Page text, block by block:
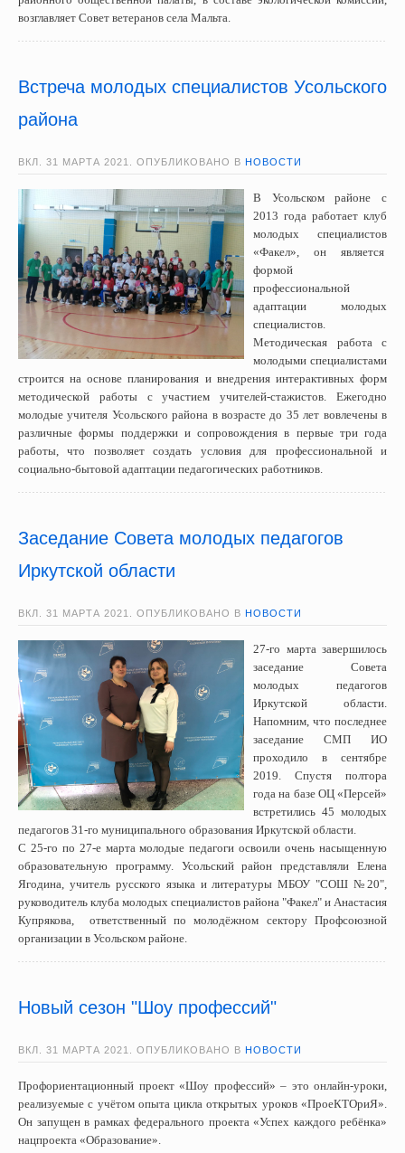
возглавляет Совет ветеранов села Мальта.
Встреча молодых специалистов Усольского
района
ВКЛ. 31 МАРТА 2021. ОПУБЛИКОВАНО В НОВОСТИ
В Усольском районе с
2013 года работает клуб
молодых специалистов
«Факел», он является
формой
профессиональной
адаптации молодых
специалистов.
Методическая работа с
молодыми специалистами
строится на основе планирования и внедрения интерактивных форм
методической работы с участием учителей-стажистов. Ежегодно
молодые учителя Усольского района в возрасте до 35 лет вовлечены в
различные формы поддержки и сопровождения в первые три года
работы, что позволяет создать условия для профессиональной и
социально-бытовой адаптации педагогических работников.
Заседание Совета молодых педагогов
Иркутской области
ВКЛ. 31 МАРТА 2021. ОПУБЛИКОВАНО В НОВОСТИ
27-го марта завершилось
заседание Совета
молодых педагогов
Иркутской области.
Напомним, что последнее
заседание СМП ИО
проходило в сентябре
2019. Спустя полтора
года на базе ОЦ «Персей»
встретились 45 молодых
педагогов 31-го муниципального образования Иркутской области.
С 25-го по 27-е марта молодые педагоги освоили очень насыщенную
образовательную программу. Усольский район представляли Елена
Ягодина, учитель русского языка и литературы МБОУ "СОШ №20",
руководитель клуба молодых специалистов района "Факел" и Анастасия
Купрякова, ответственный по молодёжном сектору Профсоюзной
организации в Усольском районе.
Новый сезон "Шоу профессий"
ВКЛ. 31 МАРТА 2021. ОПУБЛИКОВАНО В НОВОСТИ
Профориентационный проект «Шоу профессий» – это онлайн-уроки,
реализуемые с учётом опыта цикла открытых уроков «ПроеКТОриЯ».
Он запущен в рамках федерального проекта «Успех каждого ребёнка»
нацпроекта «Образование».